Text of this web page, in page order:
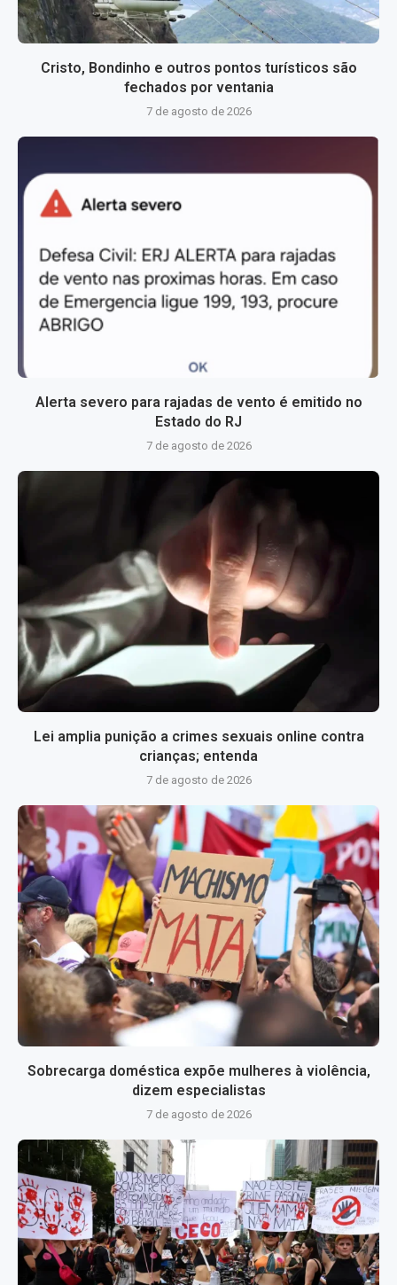
Cristo, Bondinho e outros pontos turísticos são
fechados por ventania
7 de agosto de 2026
Alerta severo para rajadas de vento é emitido no
Estado do RJ
7 de agosto de 2026
Lei amplia punição a crimes sexuais online contra
crianças; entenda
7 de agosto de 2026
Sobrecarga doméstica expõe mulheres à violência,
dizem especialistas
7 de agosto de 2026